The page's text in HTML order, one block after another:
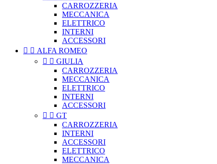
CARROZZERIA
MECCANICA
ELETTRICO
INTERNI
ACCESSORI
  ALFA ROMEO
  GIULIA
CARROZZERIA
MECCANICA
ELETTRICO
INTERNI
ACCESSORI
  GT
CARROZZERIA
INTERNI
ACCESSORI
ELETTRICO
MECCANICA